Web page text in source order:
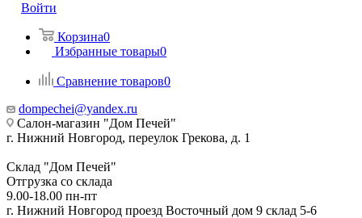
Войти
Корзина0
Избранные товары0
Сравнение товаров0
dompechei@yandex.ru
Салон-магазин "Дом Печей"
г. Нижний Новгород, переулок Грекова, д. 1
Склад "Дом Печей"
Отгрузка со склада
9.00-18.00 пн-пт
г. Нижний Новгород проезд Восточный дом 9 склад 5-6